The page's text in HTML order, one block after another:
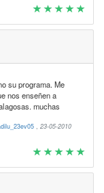
su programa. Me
nos enseñen a
muchas
, 23-05-2010